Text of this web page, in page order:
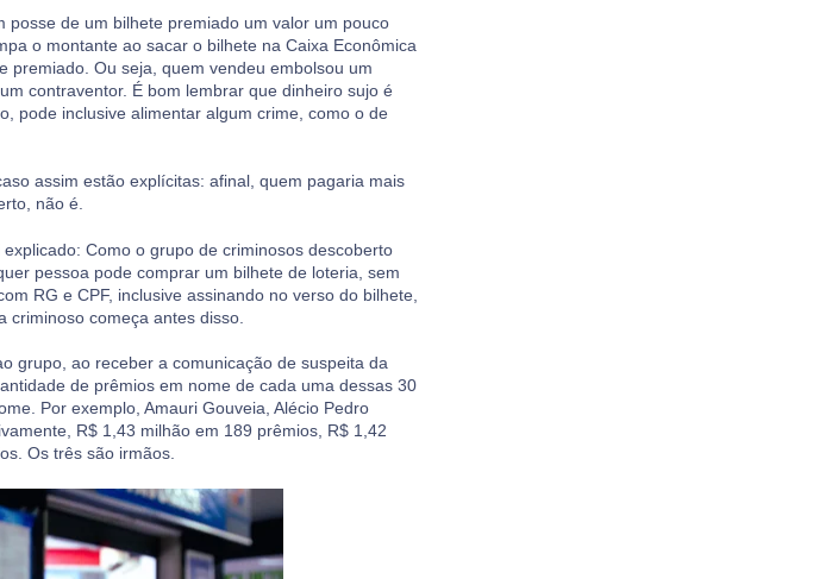
de um bilhete premiado um valor um pouco
o montante ao sacar o bilhete na Caixa Econômica
premiado. Ou seja, quem vendeu embolsou um
contraventor. É bom lembrar que dinheiro sujo é
pode inclusive alimentar algum crime, como o de
assim estão explícitas: afinal, quem pagaria mais
não é.
Como o grupo de criminosos descoberto
pessoa pode comprar um bilhete de loteria, sem
RG e CPF, inclusive assinando no verso do bilhete,
começa antes disso.
grupo, ao receber a comunicação de suspeita da
de prêmios em nome de cada uma dessas 30
Por exemplo, Amauri Gouveia, Alécio Pedro
R$ 1,43 milhão em 189 prêmios, R$ 1,42
Os três são irmãos.